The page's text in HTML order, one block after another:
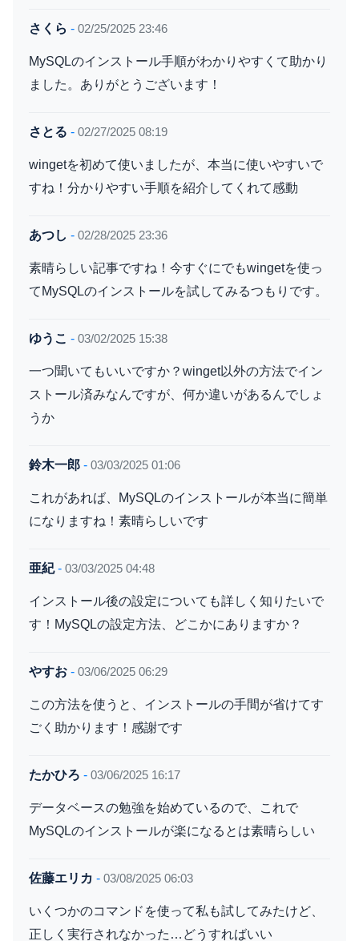
さくら - 02/25/2025 23:46
MySQLのインストール手順がわかりやすくて助かり
ました。ありがとうございます！
さとる - 02/27/2025 08:19
wingetを初めて使いましたが、本当に使いやすいで
すね！分かりやすい手順を紹介してくれて感動
あつし - 02/28/2025 23:36
素晴らしい記事ですね！今すぐにでもwingetを使っ
てMySQLのインストールを試してみるつもりです。
ゆうこ - 03/02/2025 15:38
一つ聞いてもいいですか？winget以外の方法でイン
ストール済みなんですが、何か違いがあるんでしょ
うか
鈴木一郎 - 03/03/2025 01:06
これがあれば、MySQLのインストールが本当に簡単
になりますね！素晴らしいです
亜紀- 03/03/2025 04:48
インストール後の設定についても詳しく知りたいで
す！MySQLの設定方法、どこかにありますか？
やすお - 03/06/2025 06:29
この方法を使うと、インストールの手間が省けてす
ごく助かります！感謝です
たかひろ - 03/06/2025 16:17
データベースの勉強を始めているので、これで
MySQLのインストールが楽になるとは素晴らしい
佐藤エリカ - 03/08/2025 06:03
いくつかのコマンドを使って私も試してみたけど、
正しく実行されなかった…どうすればいい